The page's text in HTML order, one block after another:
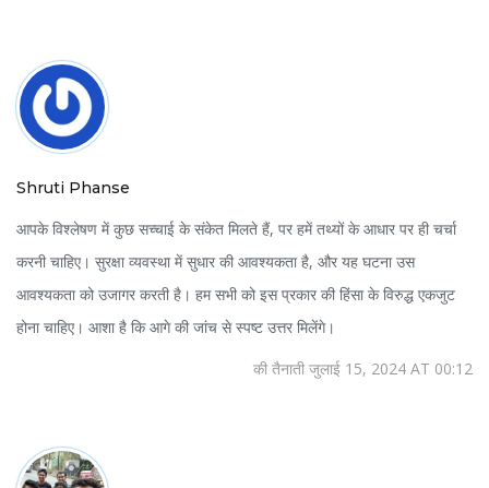
Shruti Phanse
आपके विश्लेषण में कुछ सच्चाई के संकेत मिलते हैं, पर हमें तथ्यों के आधार पर ही चर्चा
करनी चाहिए। सुरक्षा व्यवस्था में सुधार की आवश्यकता है, और यह घटना उस
आवश्यकता को उजागर करती है। हम सभी को इस प्रकार की हिंसा के विरुद्ध एकजुट
होना चाहिए। आशा है कि आगे की जांच से स्पष्ट उत्तर मिलेंगे।
की तैनाती जुलाई 15, 2024 AT 00:12